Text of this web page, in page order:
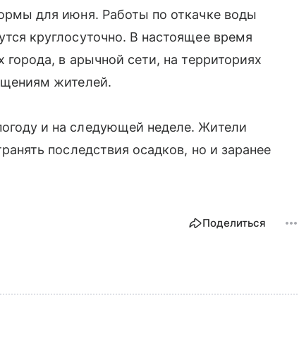
для июня. Работы по откачке воды
круглосуточно. В настоящее время
в арычной сети, на территориях
жителей.
и на следующей неделе. Жители
последствия осадков, но и заранее
Поделиться